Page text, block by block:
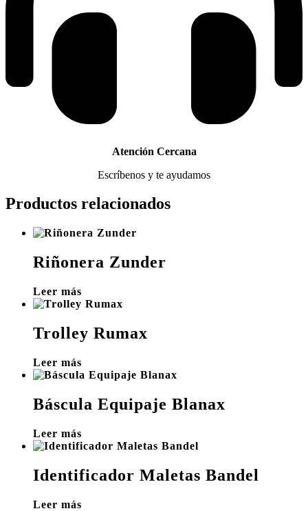
Atención Cercana
Escríbenos y te ayudamos
Productos relacionados
Riñonera Zunder
Leer más
Trolley Rumax
Leer más
Báscula Equipaje Blanax
Leer más
Identificador Maletas Bandel
Leer más